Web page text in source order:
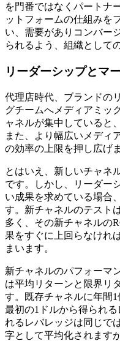
を門番ではなくパートナ
ットフォームの仕組みを
い、需要がありコンバー
られるよう、組織として
リーダーシップとマ
代理店時代、ブランドの
グチームへメディアミッ
ャネルが集中していると
また、より幅広いメディ
の効率の上限を押し広げま
とはいえ、新しいチャネ
です。しかし、リーダー
い成果を求めている場合
す。新チャネルのテスト
多く、その新チャネルの
果をすぐに上回らなけれ
まいます。
新チャネルのパフォーマ
は平均リターンと限界リ
す。既存チャネルに年間1
最初の1ドルから得られ
れるレバレッジは同じで
字として平均化されます